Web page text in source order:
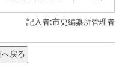
記入者:市史編纂所管理者